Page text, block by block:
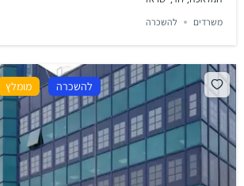
משרדים להשכרה
להשכרה מומלץ